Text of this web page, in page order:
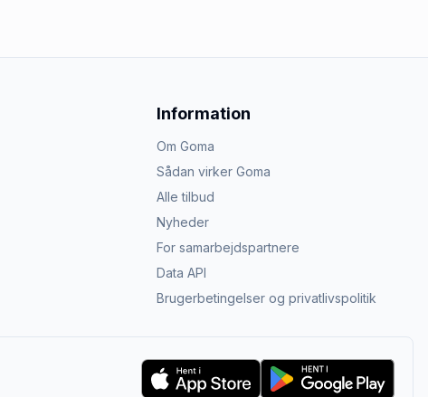
Information
Om Goma
Sådan virker Goma
Alle tilbud
Nyheder
For samarbejdspartnere
Data API
Brugerbetingelser og privatlivspolitik